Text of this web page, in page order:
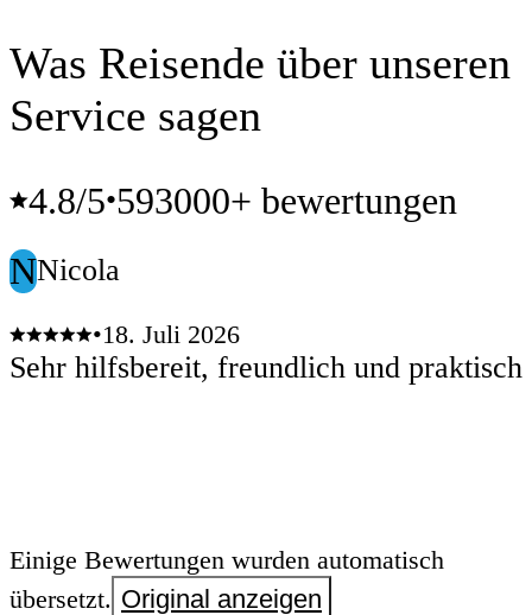
Was Reisende über unseren
Service sagen
4.8/5•593000+ bewertungen
NNicola
•18. Juli 2026
Sehr hilfsbereit, freundlich und praktisch
Einige Bewertungen wurden automatisch
übersetzt. Original anzeigen